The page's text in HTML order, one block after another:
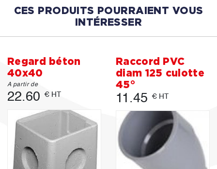
CES PRODUITS POURRAIENT VOUS
INTÉRESSER
Regard béton
40x40
A partir de
22.60 € HT
Raccord PVC
diam 125 culotte
45°
11.45 € HT